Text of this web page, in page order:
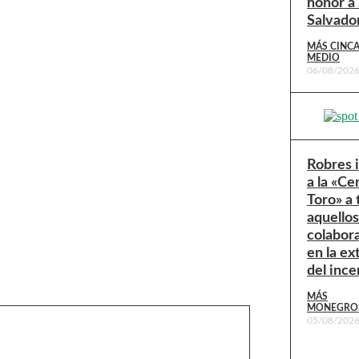
honor a
MÁS CINCA
MEDIO
06/08/2026
Robres
a la
Toro» a
en la
del
MÁS
05/08/2026